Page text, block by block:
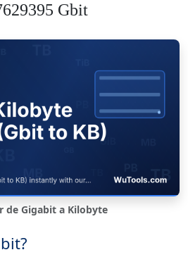
Gbit
de Gigabit a Kilobyte